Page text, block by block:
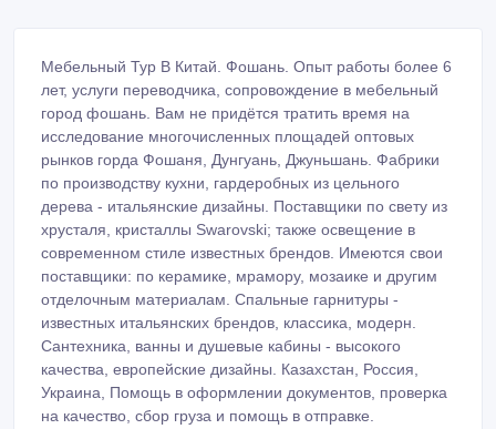
исследование многочисленных площадей оптовых
рынков горда Фошаня, Дунгуань, Джуньшань. Фабрики
по производству кухни, гардеробных из цельного
дерева - итальянские дизайны. Поставщики по свету из
хрусталя, кристаллы Swarovski; также освещение в
современном стиле известных брендов. Имеются свои
поставщики: по керамике, мрамору, мозаике и другим
отделочным материалам. Спальные гарнитуры -
известных итальянских брендов, классика, модерн.
качества, европейские дизайны. Казахстан, Россия,
Украина, Помощь в оформлении документов, проверка
на качество, сбор груза и помощь в отправке.
WhatsApp:89244448866.